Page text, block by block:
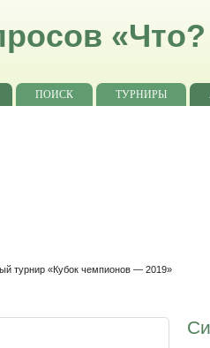
ПОИСК ТУРНИРЫ
турнир «Кубок чемпионов — 2019»